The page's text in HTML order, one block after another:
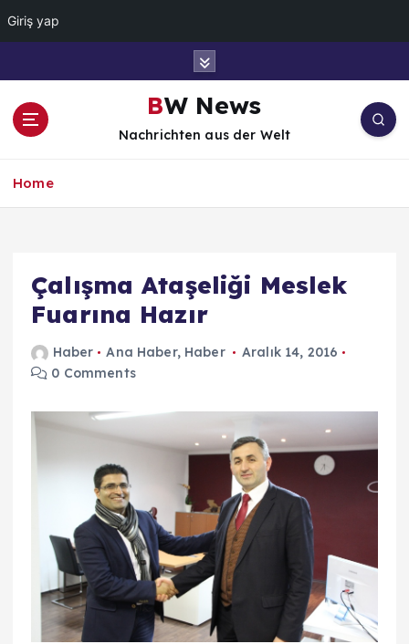
Giriş yap
BW News
Nachrichten aus der Welt
Home
Çalışma Ataşeliği Meslek
Fuarına Hazır
Haber Ana Haber, Haber
Aralık 14, 2016
0 Comments